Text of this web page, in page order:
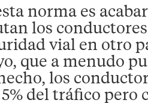
norma es
los
vial en otro
que a menudo
los
del tráfico pero